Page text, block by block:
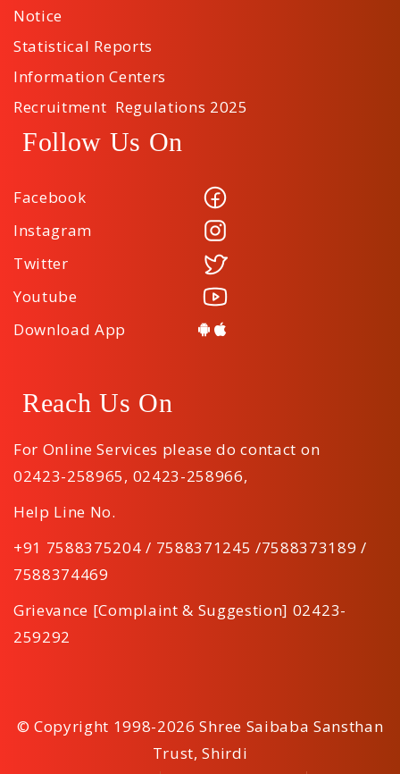
Notice
Statistical Reports
Information Centers
Recruitment Regulations 2025
Follow Us On
Facebook
Instagram
Twitter
Youtube
Download App
Reach Us On
For Online Services please do contact on
02423-258965, 02423-258966,
Help Line No.
+91 7588375204 / 7588371245 /7588373189 /
7588374469
Grievance [Complaint & Suggestion] 02423-
259292
© Copyright 1998-2026 Shree Saibaba Sansthan
Trust, Shirdi